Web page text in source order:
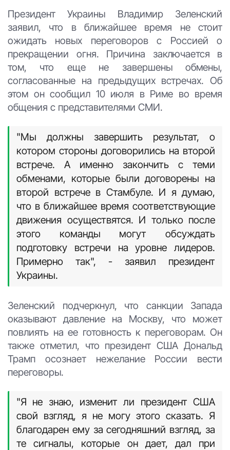
Президент Украины Владимир Зеленский
заявил, что в ближайшее время не стоит
ожидать новых переговоров с Россией о
прекращении огня. Причина заключается в
том, что еще не завершены обмены,
согласованные на предыдущих встречах. Об
этом он сообщил 10 июля в Риме во время
общения с представителями СМИ.
"Мы должны завершить результат, о
котором стороны договорились на второй
встрече. А именно закончить с теми
обменами, которые были договорены на
второй встрече в Стамбуле. И я думаю,
что в ближайшее время соответствующие
движения осуществятся. И только после
этого команды могут обсуждать
подготовку встречи на уровне лидеров.
Примерно так", - заявил президент
Украины.
Зеленский подчеркнул, что санкции Запада
оказывают давление на Москву, что может
повлиять на ее готовность к переговорам. Он
также отметил, что президент США Дональд
Трамп осознает нежелание России вести
переговоры.
"Я не знаю, изменит ли президент США
свой взгляд, я не могу этого сказать. Я
благодарен ему за сегодняшний взгляд, за
те сигналы, которые он дает, дал при